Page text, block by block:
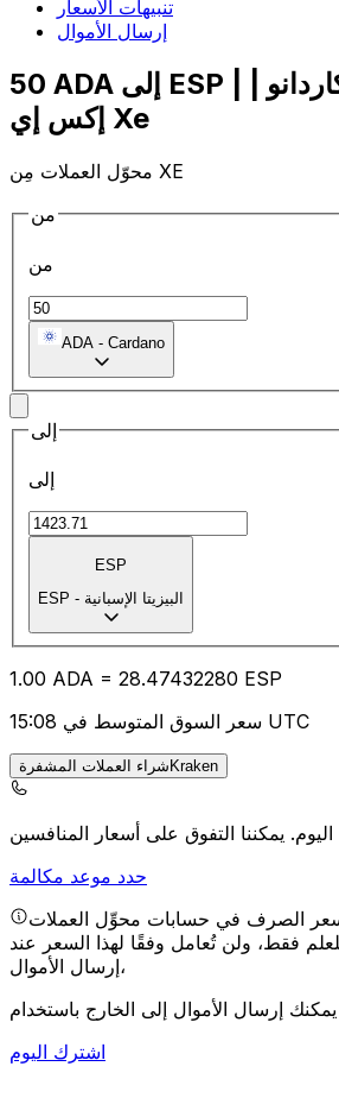
تنبيهات الأسعار
إرسال الأموال
50 ADA إلى ESP | حوِّل - إلى كاردانو |
إكس إي Xe
محوّل العملات مِن XE
من
من
ADA - Cardano
إلى
إلى
ESP
ESP - البيزيتا الإسبانية
1.00 ADA = 28.47432280 ESP
سعر السوق المتوسط في 15:08 UTC
شراء العملات المشفرةKraken
حدد موعد مكالمة
الصرف في حسابات محوِّل العملات
فقط، ولن تُعامل وفقًا لهذا السعر عند
إرسال الأموال،
اشترك اليوم